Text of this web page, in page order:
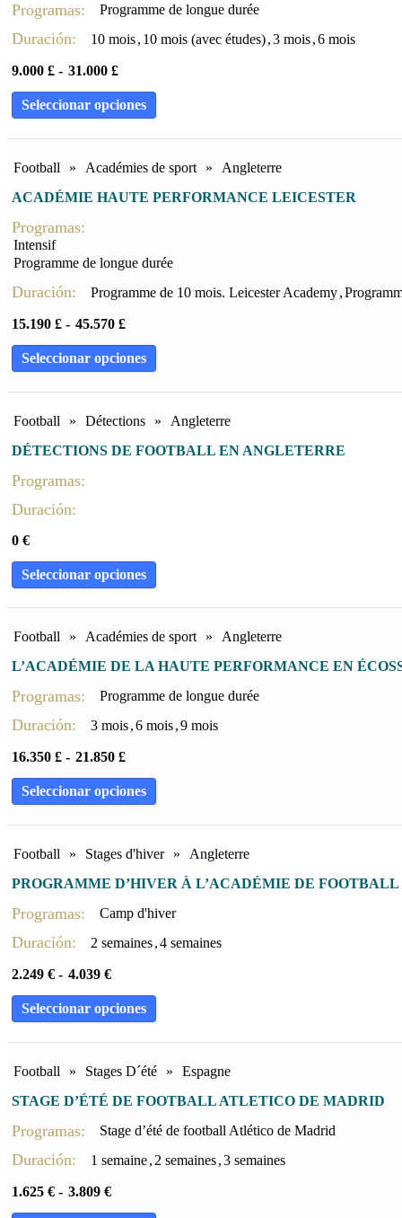
Programas: Programme de longue durée
Duración: 10 mois , 10 mois (avec études) ,3 mois ,6 mois
9.000 £ - 31.000 £
Seleccionar opciones
Football » Académies de sport »
Angleterre
ACADÉMIE HAUTE PERFORMANCE LEICESTER
Programas:
Intensif
Programme de longue durée
Duración: Programme de 10 mois. Leicester Academy ,
15.190 £ - 45.570 £
Seleccionar opciones
Football » Détections »
Angleterre
DÉTECTIONS DE FOOTBALL EN ANGLETERRE
Programas:
Duración:
0 €
Seleccionar opciones
Football » Académies de sport »
Angleterre
L’ACADÉMIE DE LA HAUTE PERFORMANCE EN
Programas: Programme de longue durée
Duración: 3 mois ,6 mois ,9 mois
16.350 £ - 21.850 £
Seleccionar opciones
Football » Stages d'hiver »
Angleterre
PROGRAMME D’HIVER À L’ACADÉMIE DE
Programas: Camp d'hiver
Duración: 2 semaines ,4 semaines
2.249 € - 4.039 €
Seleccionar opciones
Football » Stages D´été »
Espagne
STAGE D’ÉTÉ DE FOOTBALL ATLETICO DE MADRID
Programas: Stage d’été de football Atlético de Madrid
Duración: 1 semaine ,2 semaines ,3 semaines
1.625 € - 3.809 €